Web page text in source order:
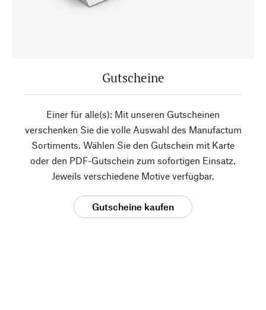
Gutscheine
Einer für alle(s): Mit unseren Gutscheinen
verschenken Sie die volle Auswahl des Manufactum
Sortiments. Wählen Sie den Gutschein mit Karte
oder den PDF-Gutschein zum sofortigen Einsatz.
Jeweils verschiedene Motive verfügbar.
Gutscheine kaufen